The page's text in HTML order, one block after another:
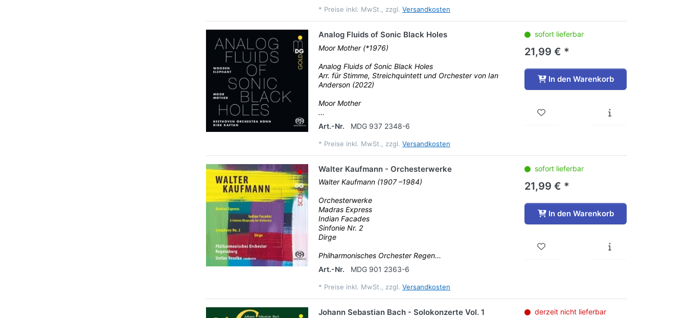
* Preise inkl. MwSt., zzgl. Versandkosten
Analog Fluids of Sonic Black Holes
Moor Mother (*1976)
Analog Fluids of Sonic Black Holes
Arr. für Stimme, Streichquintett und Orchester von Ian
Anderson (2022)
Moor Mother
...
Art.-Nr.
MDG 937 2348-6
* Preise inkl. MwSt., zzgl. Versandkosten
sofort lieferbar
21,99 € *
In den Warenkorb
Walter Kaufmann - Orchesterwerke
Walter Kaufmann (1907 –1984)
Orchesterwerke
Madras Express
Indian Facades
Sinfonie Nr. 2
Dirge
Philharmonisches Orchester Regen...
Art.-Nr.
MDG 901 2363-6
* Preise inkl. MwSt., zzgl. Versandkosten
sofort lieferbar
21,99 € *
In den Warenkorb
Johann Sebastian Bach - Solokonzerte Vol. 1 derzeit nicht lieferbar